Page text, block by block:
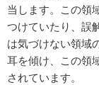
当します。この領
つけていたり、誤
は気づけない領域
耳を傾け、この領
されています。